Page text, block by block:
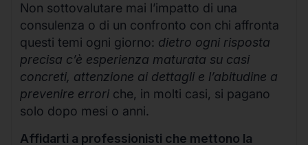
Non sottovalutare mai l’impatto di una
consulenza o di un confronto con chi affronta
questi temi ogni giorno: dietro ogni risposta
precisa c’è esperienza maturata su casi
concreti, attenzione ai dettagli e l’abitudine a
prevenire errori che, in molti casi, si pagano
solo dopo mesi o anni.
Affidarti a professionisti che mettono la